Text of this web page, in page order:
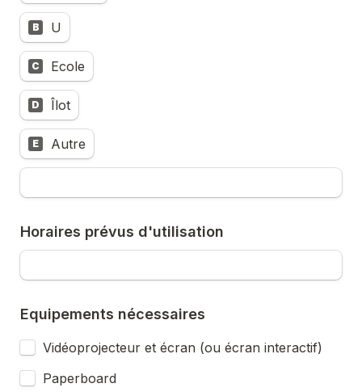
B U
C Ecole
D Îlot
E Autre
Horaires prévus d'utilisation
Equipements nécessaires
Vidéoprojecteur et écran (ou écran interactif)
Paperboard